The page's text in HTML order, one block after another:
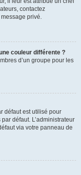
contactez
privé.
couleur différente ?
d’un groupe pour les
défaut est utilisé pour
défaut. L’administrateur
via votre panneau de